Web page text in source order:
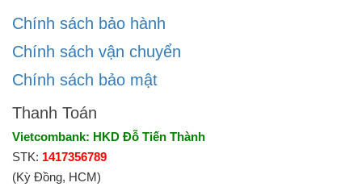
Chính sách bảo hành
Chính sách vận chuyển
Chính sách bảo mật
Thanh Toán
Vietcombank: HKD Đỗ Tiến Thành
STK: 1417356789
(Kỳ Đồng, HCM)